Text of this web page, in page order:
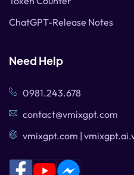
ChatGPT-Release Notes
Need Help
0981.243.678
contact@vmixgpt.com
vmixgpt.com |